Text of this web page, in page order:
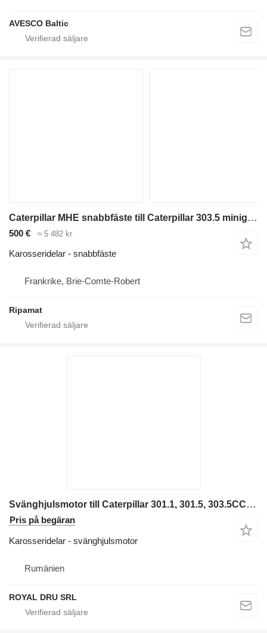
AVESCO Baltic
Caterpillar MHE snabbfäste till Caterpillar 303.5 minigrävare
500 € ≈ 5 482 kr
Karosseridelar - snabbfäste
Frankrike, Brie-Comte-Robert
Ripamat
Svänghjulsmotor till Caterpillar 301.1, 301.5, 303.5CCR, 303CCR, 304 minigrävare
Pris på begäran
Karosseridelar - svänghjulsmotor
Rumänien
ROYAL DRU SRL